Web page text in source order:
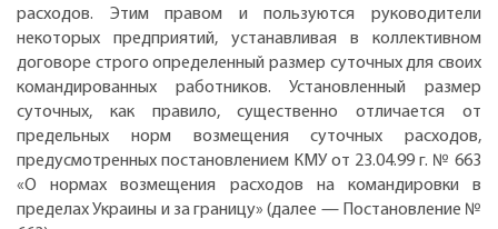
расходов. Этим правом и пользуются руководители
некоторых предприятий, устанавливая в коллективном
договоре строго определенный размер суточных для своих
командированных работников. Установленный размер
суточных, как правило, существенно отличается от
предельных норм возмещения суточных расходов,
предусмотренных постановлением КМУ от 23.04.99 г. № 663
«О нормах возмещения расходов на командировки в
пределах Украины и за границу» (далее — Постановление №